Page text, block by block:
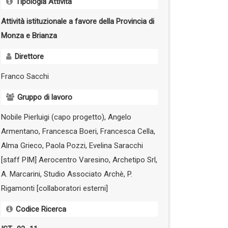
Attività istituzionale a favore della Provincia di
Monza e Brianza
Direttore
Franco Sacchi
Gruppo di lavoro
Nobile Pierluigi (capo progetto), Angelo
Armentano, Francesca Boeri, Francesca Cella,
Alma Grieco, Paola Pozzi, Evelina Saracchi
[staff PIM] Aerocentro Varesino, Archetipo Srl,
A. Marcarini, Studio Associato Archè, P.
Rigamonti [collaboratori esterni]
Codice Ricerca